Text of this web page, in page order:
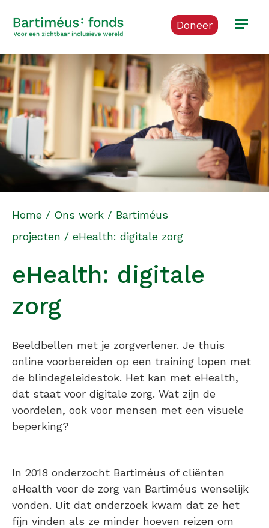
Doneer
Home / Ons werk / Bartiméus
projecten / eHealth: digitale zorg
eHealth: digitale
zorg
Beeldbellen met je zorgverlener. Je thuis
online voorbereiden op een training lopen met
de blindegeleidestok. Het kan met eHealth,
dat staat voor digitale zorg. Wat zijn de
voordelen, ook voor mensen met een visuele
beperking?
In 2018 onderzocht Bartiméus of cliënten
eHealth voor de zorg van Bartiméus wenselijk
vonden. Uit dat onderzoek kwam dat ze het
fijn vinden als ze minder hoeven reizen om